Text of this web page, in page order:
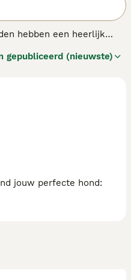
hebben een heerlijk
omdat ze zo hoog
gepubliceerd (nieuwste)
jouw perfecte hond: